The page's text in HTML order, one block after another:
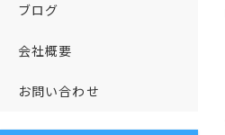
ブログ
会社概要
お問い合わせ